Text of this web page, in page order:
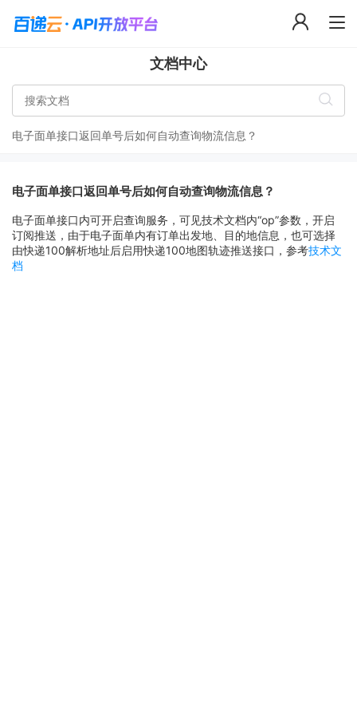
文档中心
电子面单接口返回单号后如何自动查询物流信息？
电子面单接口返回单号后如何自动查询物流信息？
电子面单接口内可开启查询服务，可见技术文档内“op”参数，开启
订阅推送，由于电子面单内有订单出发地、目的地信息，也可选择
由快递100解析地址后启用快递100地图轨迹推送接口，参考技术文
档